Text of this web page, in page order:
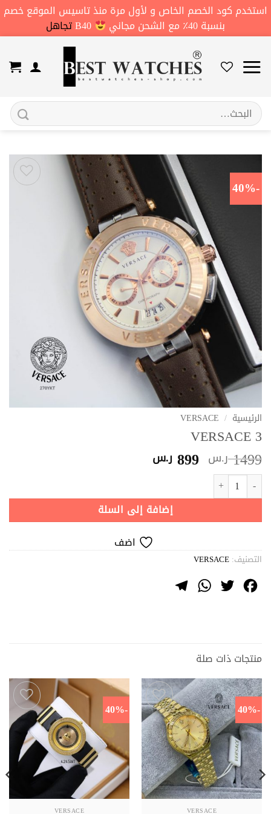
استخدم كود الخصم الخاص و لأول مرة منذ تاسيس الموقع خصم
بنسبة 40٪ مع الشحن مجاني
تجاهل
للمحتوى
البحث
عن:
-40%
الرئيسية /
VERSACE
VERSACE 3
1499 ر.س السعر
الأصلي
1499 ر.س.
899 ر.س
899 ر.س.
كمية VERSACE 3
إضافة إلى السلة
اضف
التصنيف: VERSACE
Facebook
Twitter
WhatsApp
منتجات ذات صلة
-40%
اضف
VERSACE
-40%
اضف
VERSACE